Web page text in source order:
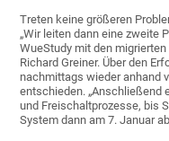
Treten keine größeren
„Wir leiten dann eine zweite
WueStudy mit den
Richard Greiner. Über den
nachmittags wieder anhand
entschieden. „Anschließend
und Freischaltprozesse, bis
System dann am 7. Januar